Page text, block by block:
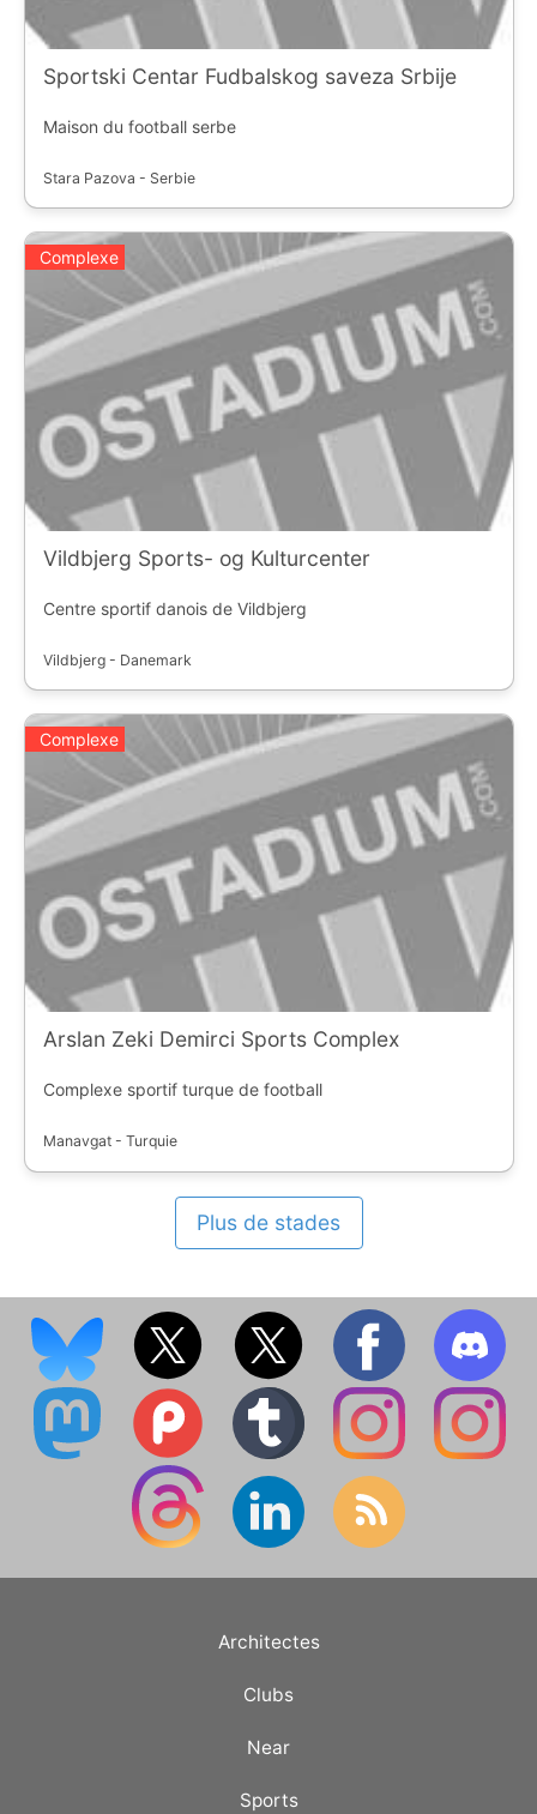
Sportski Centar Fudbalskog saveza Srbije
Maison du football serbe
Stara Pazova - Serbie
Complexe
Vildbjerg Sports- og Kulturcenter
Centre sportif danois de Vildbjerg
Vildbjerg - Danemark
Complexe
Arslan Zeki Demirci Sports Complex
Complexe sportif turque de football
Manavgat - Turquie
Plus de stades
Architectes
Clubs
Near
Sports